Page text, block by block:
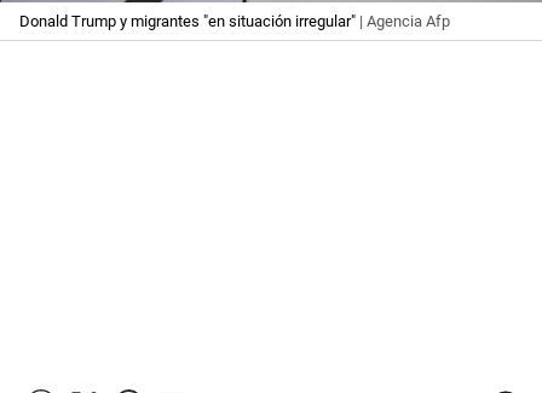
Donald Trump y migrantes "en situación irregular" | Agencia Afp